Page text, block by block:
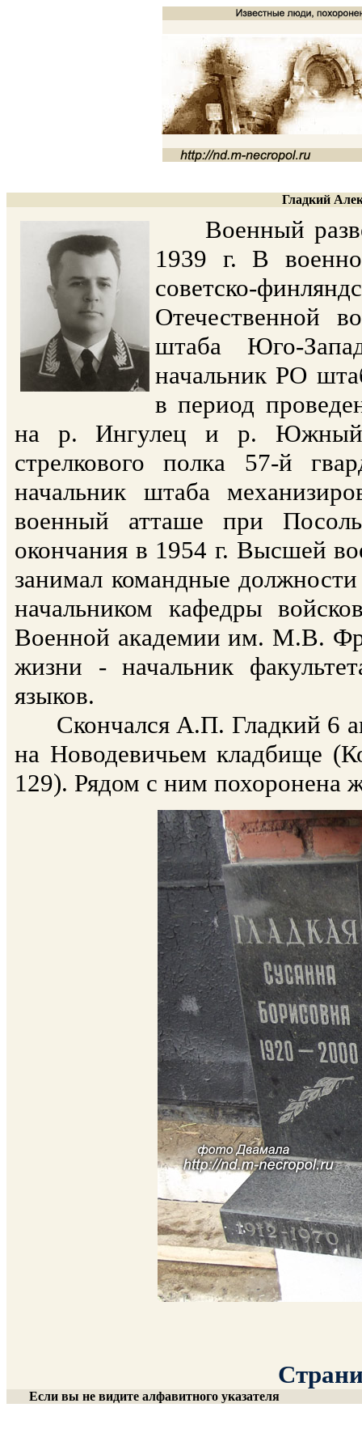
Гладкий
Военный
1939 г. В
советско-
Отечественной
штаба Юго-
начальник РО
в период
на р. Ингулец и р. Южный
стрелкового полка 57-й
начальник штаба
военный атташе при
окончания в 1954 г. Высшей
занимал командные
начальником кафедры
Военной академии им. М.В.
жизни - начальник
языков.
Скончался А.П. Гладкий 6
на Новодевичьем кладбище
129). Рядом с ним похоронена
Если вы не видите алфавитного указателя